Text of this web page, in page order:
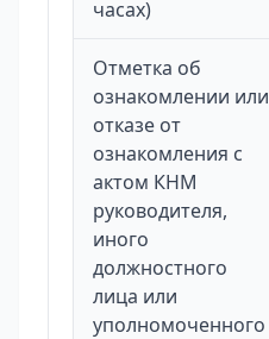
часах)
Отметка об
ознакомлении или
отказе от
ознакомления с
актом КНМ
руководителя,
иного
должностного
лица или
уполномоченного